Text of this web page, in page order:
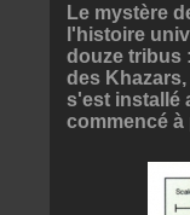
Le mystère
l'histoire
douze tribus
des
s'est installé
commencé à